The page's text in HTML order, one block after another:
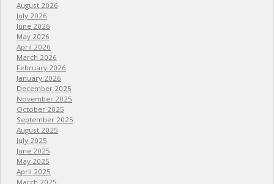
August 2026
July 2026
June 2026
May 2026
April 2026
March 2026
February 2026
January 2026
December 2025
November 2025
October 2025
September 2025
August 2025
July 2025
June 2025
May 2025
April 2025
March 2025